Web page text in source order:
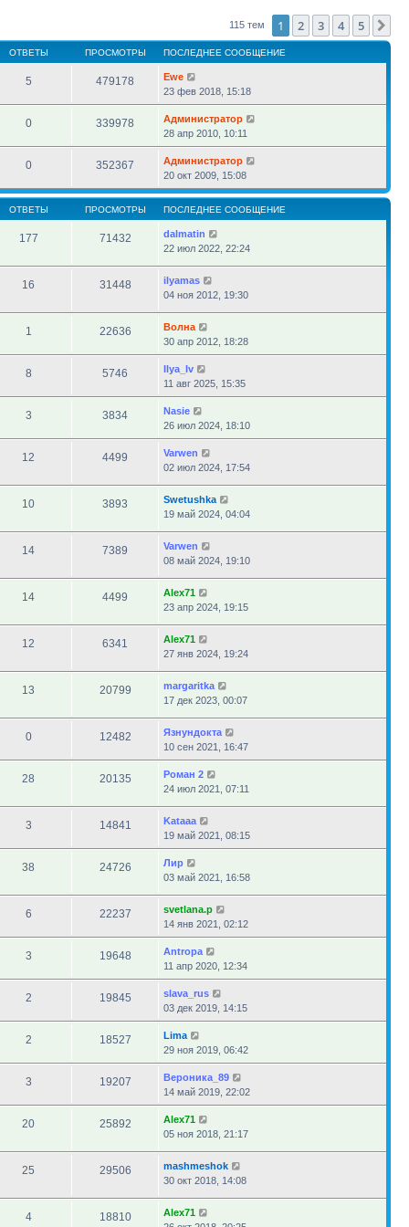
115 тем 1 2 3 4 5
ОТВЕТЫ ПРОСМОТРЫ ПОСЛЕДНЕЕ СООБЩЕНИЕ
5 479178
Ewe
23 фев 2018, 15:18
0 339978
Администратор
28 апр 2010, 10:11
0 352367
Администратор
20 окт 2009, 15:08
ОТВЕТЫ ПРОСМОТРЫ ПОСЛЕДНЕЕ СООБЩЕНИЕ
177 71432
dalmatin
22 июл 2022, 22:24
16 31448
ilyamas
04 ноя 2012, 19:30
1 22636
Волна
30 апр 2012, 18:28
8 5746
Ilya_Iv
11 авг 2025, 15:35
3 3834
Nasie
26 июл 2024, 18:10
12 4499
Varwen
02 июл 2024, 17:54
10 3893
Swetushka
19 май 2024, 04:04
14 7389
Varwen
08 май 2024, 19:10
14 4499
Alex71
23 апр 2024, 19:15
12 6341
Alex71
27 янв 2024, 19:24
13 20799
margaritka
17 дек 2023, 00:07
0 12482
Язнундокта
10 сен 2021, 16:47
28 20135
Роман 2
24 июл 2021, 07:11
3 14841
Kataaa
19 май 2021, 08:15
38 24726
Лир
03 май 2021, 16:58
6 22237
svetlana.p
14 янв 2021, 02:12
3 19648
Antropa
11 апр 2020, 12:34
2 19845
slava_rus
03 дек 2019, 14:15
2 18527
Lima
29 ноя 2019, 06:42
3 19207
Вероника_89
14 май 2019, 22:02
20 25892
Alex71
05 ноя 2018, 21:17
25 29506
mashmeshok
30 окт 2018, 14:08
4 18810
Alex71